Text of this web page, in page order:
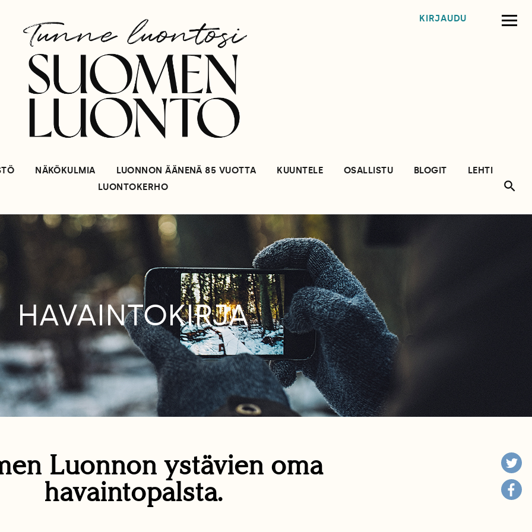
KIRJAUDU
NÄKÖKULMIA LUONNON ÄÄNENÄ 85 VUOTTA KUUNTELE OSALLISTU BLOGIT
LEHTI
LUONTOKERHO
HAVAINTOKIRJA
Luonnon ystävien oma
havaintopalsta.